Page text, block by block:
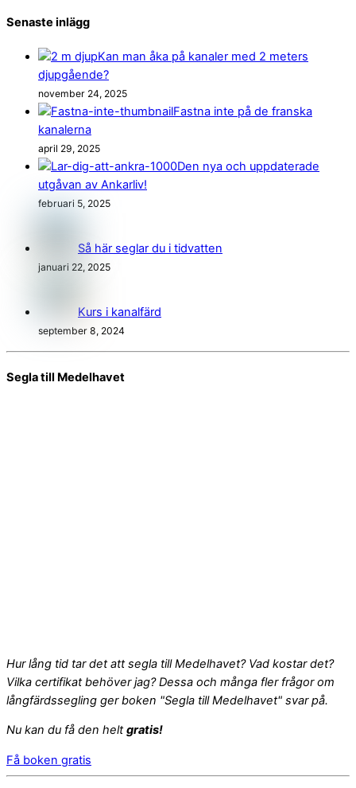
Senaste inlägg
Kan man åka på kanaler med 2 meters
djupgående?
november 24, 2025
Fastna inte på de franska
kanalerna
april 29, 2025
Den nya och uppdaterade
utgåvan av Ankarliv!
februari 5, 2025
Så här seglar du i tidvatten
januari 22, 2025
Kurs i kanalfärd
september 8, 2024
Segla till Medelhavet
Hur lång tid tar det att segla till Medelhavet? Vad kostar det?
Vilka certifikat behöver jag? Dessa och många fler frågor om
långfärdssegling ger boken "Segla till Medelhavet" svar på.
Nu kan du få den heltgratis!
Få boken gratis